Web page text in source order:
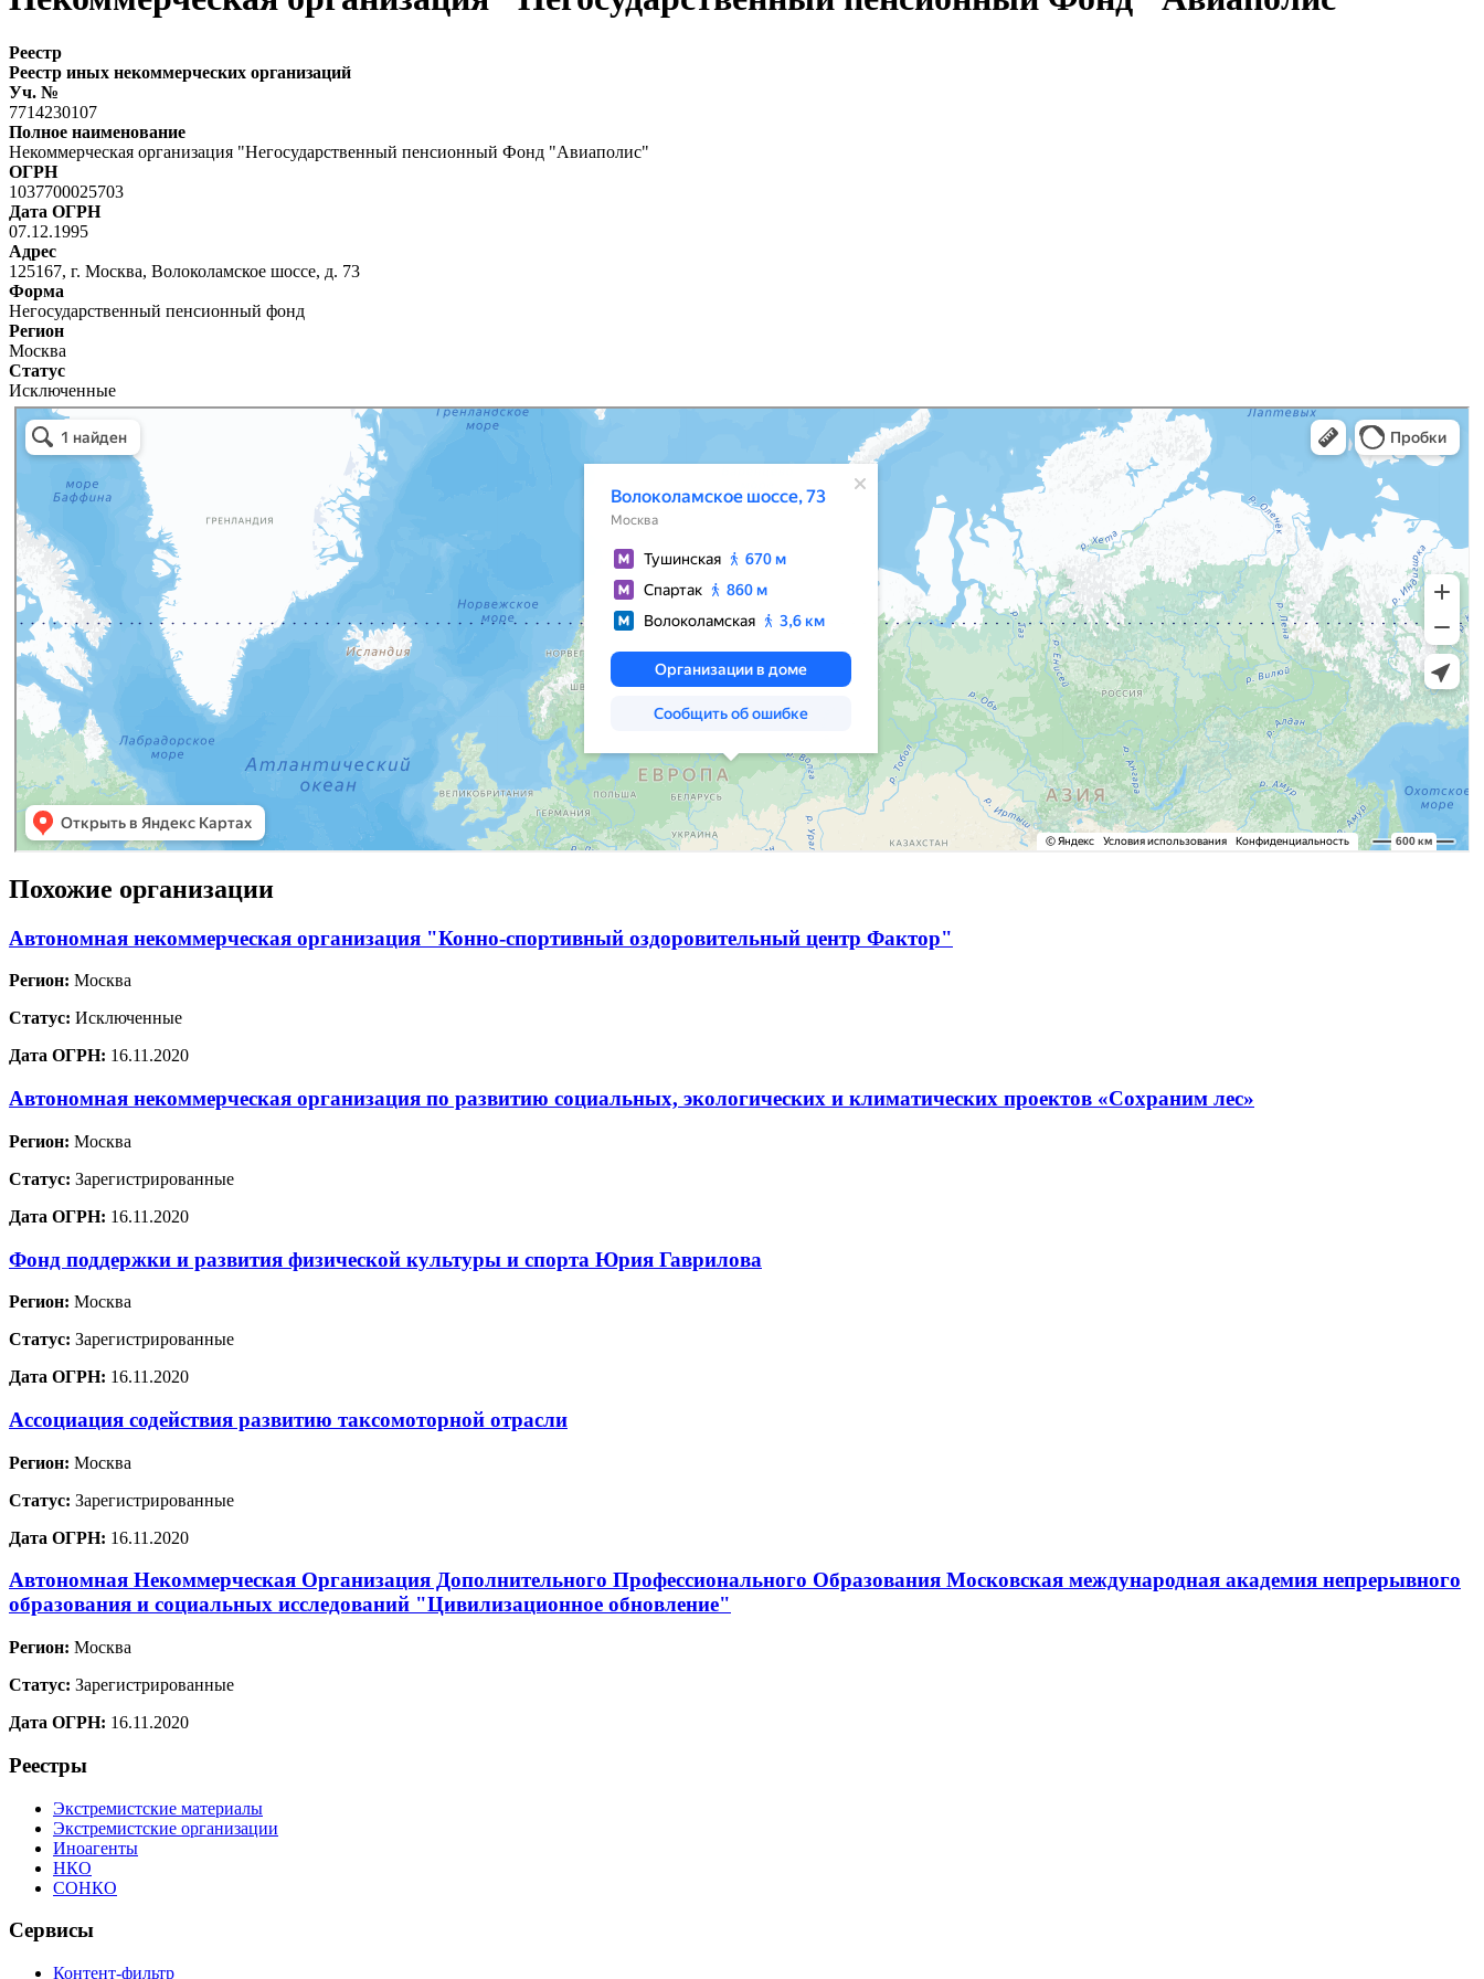
Реестр
Реестр иных некоммерческих организаций
Уч. №
7714230107
Полное наименование
Некоммерческая организация "Негосударственный пенсионный Фонд "Авиаполис"
ОГРН
1037700025703
Дата ОГРН
07.12.1995
Адрес
125167, г. Москва, Волоколамское шоссе, д. 73
Форма
Негосударственный пенсионный фонд
Регион
Москва
Статус
Исключенные
Похожие организации
Автономная некоммерческая организация "Конно-спортивный оздоровительный центр Фактор"
Регион: Москва
Статус: Исключенные
Дата ОГРН: 16.11.2020
Автономная некоммерческая организация по развитию социальных, экологических и климатических проектов «Сохраним лес»
Регион: Москва
Статус: Зарегистрированные
Дата ОГРН: 16.11.2020
Фонд поддержки и развития физической культуры и спорта Юрия Гаврилова
Регион: Москва
Статус: Зарегистрированные
Дата ОГРН: 16.11.2020
Ассоциация содействия развитию таксомоторной отрасли
Регион: Москва
Статус: Зарегистрированные
Дата ОГРН: 16.11.2020
Автономная Некоммерческая Организация Дополнительного Профессионального Образования Московская международная академия непрерывного
образования и социальных исследований "Цивилизационное обновление"
Регион: Москва
Статус: Зарегистрированные
Дата ОГРН: 16.11.2020
Реестры
Экстремистские материалы
Экстремистские организации
Иноагенты
НКО
СОНКО
Сервисы
Контент-фильтр